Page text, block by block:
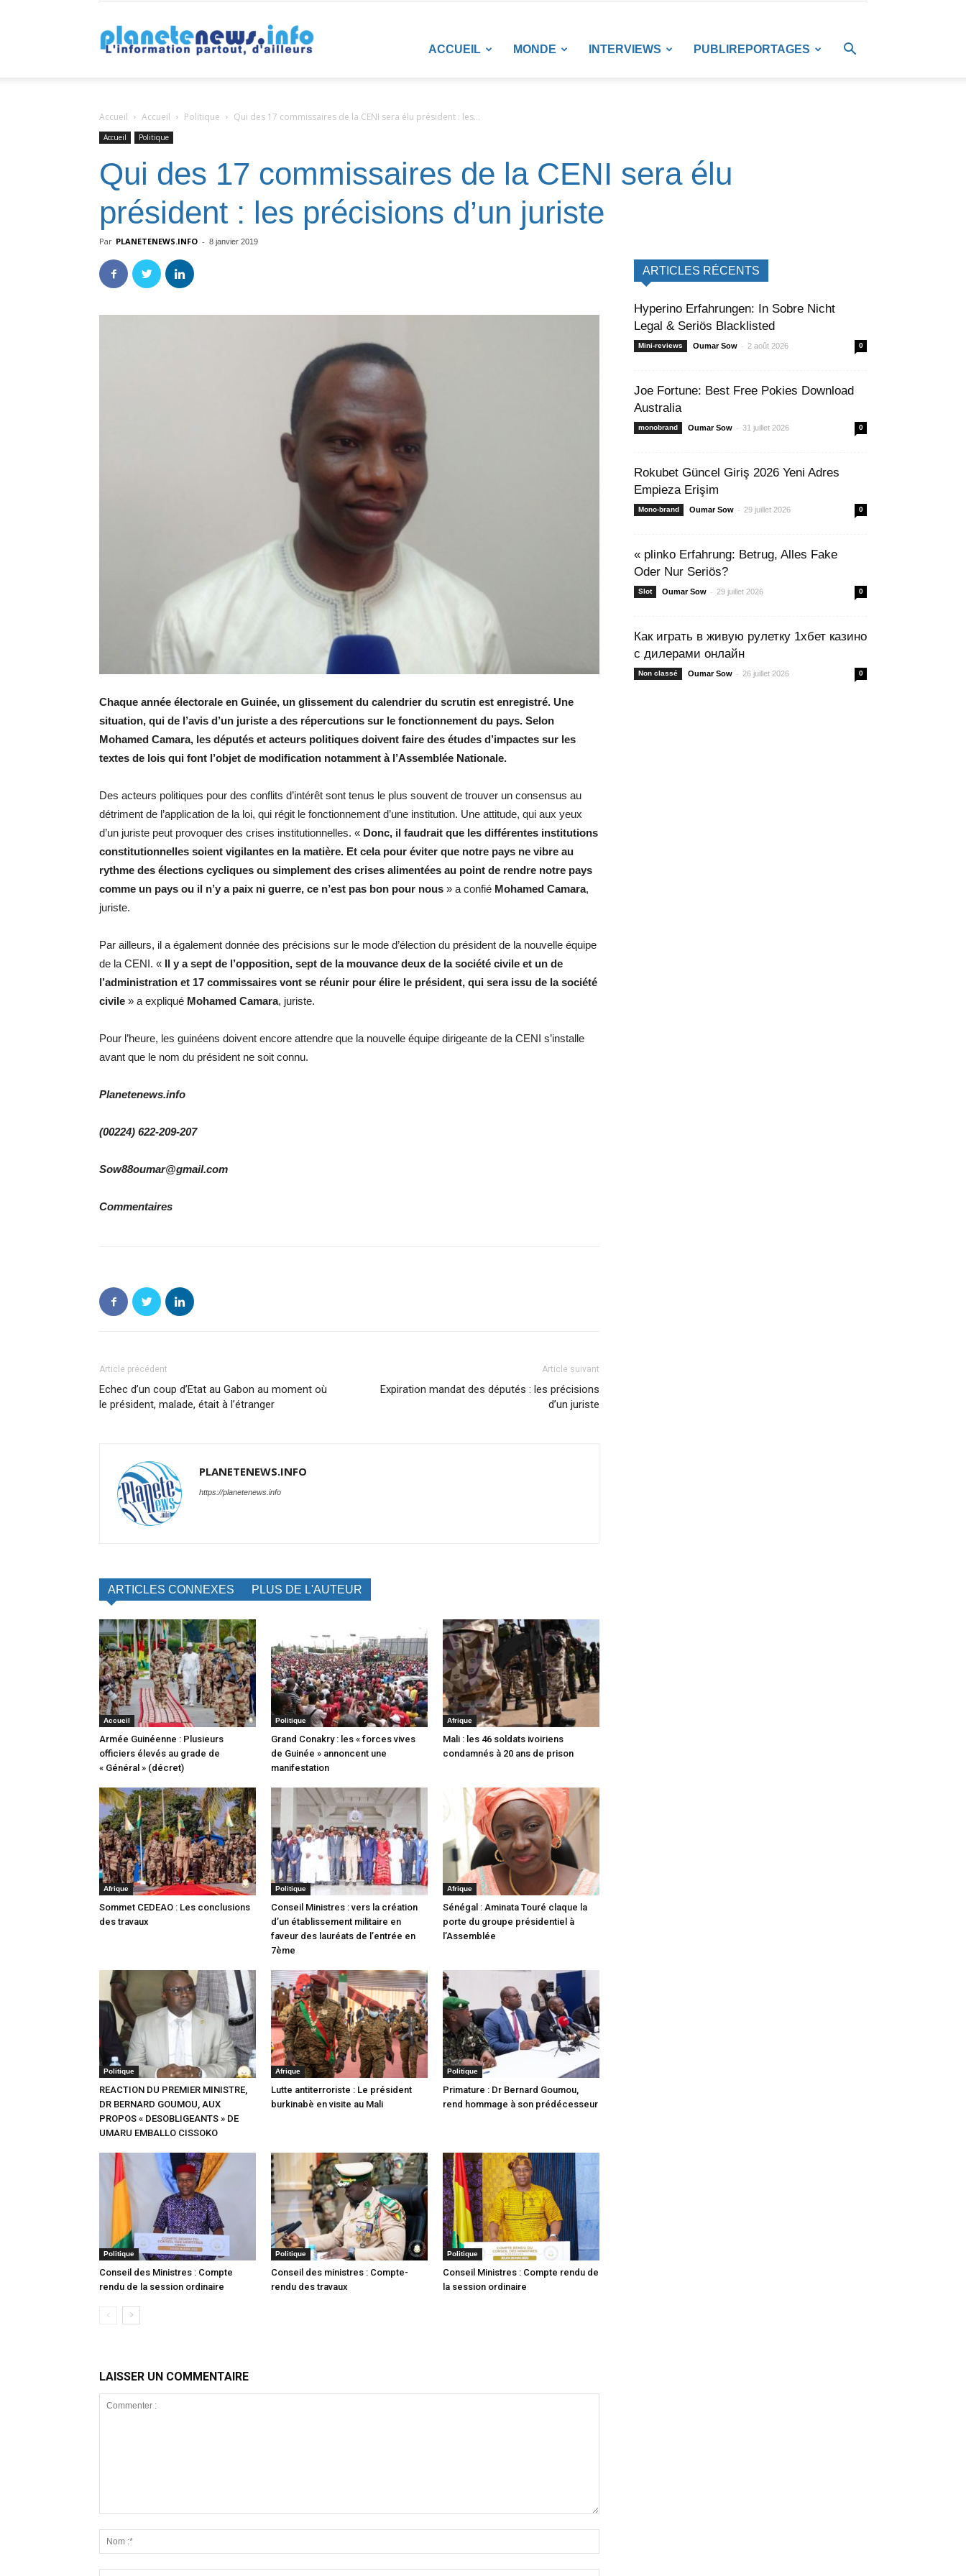
ACCUEIL MONDE INTERVIEWS PUBLIREPORTAGES
Accueil Accueil Politique Qui des 17 commissaires de la CENI sera élu président : les...
Accueil Politique
Qui des 17 commissaires de la CENI sera élu
président : les précisions d’un juriste
Par PLANETENEWS.INFO - 8 janvier 2019
Chaque année électorale en Guinée, un glissement du calendrier du scrutin est enregistré. Une
situation, qui de l’avis d’un juriste a des répercutions sur le fonctionnement du pays. Selon
Mohamed Camara, les députés et acteurs politiques doivent faire des études d’impactes sur les
textes de lois qui font l’objet de modification notamment à l’Assemblée Nationale.
Des acteurs politiques pour des conflits d’intérêt sont tenus le plus souvent de trouver un consensus au
détriment de l’application de la loi, qui régit le fonctionnement d’une institution. Une attitude, qui aux yeux
d’un juriste peut provoquer des crises institutionnelles. « Donc, il faudrait que les différentes institutions
constitutionnelles soient vigilantes en la matière. Et cela pour éviter que notre pays ne vibre au
rythme des élections cycliques ou simplement des crises alimentées au point de rendre notre pays
comme un pays ou il n’y a paix ni guerre, ce n’est pas bon pour nous » a confié Mohamed Camara,
juriste.
Par ailleurs, il a également donnée des précisions sur le mode d’élection du président de la nouvelle équipe
de la CENI. « Il y a sept de l’opposition, sept de la mouvance deux de la société civile et un de
l’administration et 17 commissaires vont se réunir pour élire le président, qui sera issu de la société
civile » a expliqué Mohamed Camara, juriste.
Pour l’heure, les guinéens doivent encore attendre que la nouvelle équipe dirigeante de la CENI s’installe
avant que le nom du président ne soit connu.
Planetenews.info
(00224) 622-209-207
Sow88oumar@gmail.com
Commentaires
Article précédent
Echec d’un coup d’Etat au Gabon au moment où
le président, malade, était à l’étranger
Article suivant
Expiration mandat des députés : les précisions
d’un juriste
PLANETENEWS.INFO
https://planetenews.info
ARTICLES CONNEXES PLUS DE L'AUTEUR
Accueil
Armée Guinéenne : Plusieurs
officiers élevés au grade de
« Général » (décret)
Politique
Grand Conakry : les « forces vives
de Guinée » annoncent une
manifestation
Afrique
Mali : les 46 soldats ivoiriens
condamnés à 20 ans de prison
Afrique
Sommet CEDEAO : Les conclusions
des travaux
Politique
Conseil Ministres : vers la création
d’un établissement militaire en
faveur des lauréats de l’entrée en
7ème
Afrique
Sénégal : Aminata Touré claque la
porte du groupe présidentiel à
l’Assemblée
Politique
REACTION DU PREMIER MINISTRE,
DR BERNARD GOUMOU, AUX
PROPOS « DESOBLIGEANTS » DE
UMARU EMBALLO CISSOKO
Afrique
Lutte antiterroriste : Le président
burkinabè en visite au Mali
Politique
Primature : Dr Bernard Goumou,
rend hommage à son prédécesseur
Politique
Conseil des Ministres : Compte
rendu de la session ordinaire
Politique
Conseil des ministres : Compte-
rendu des travaux
Politique
Conseil Ministres : Compte rendu de
la session ordinaire
LAISSER UN COMMENTAIRE
ARTICLES RÉCENTS
Hyperino Erfahrungen: In Sobre Nicht
Legal & Seriös Blacklisted
Mini-reviews Oumar Sow - 2 août 2026 0
Joe Fortune: Best Free Pokies Download
Australia
monobrand Oumar Sow - 31 juillet 2026 0
Rokubet Güncel Giriş 2026 Yeni Adres
Empieza Erişim
Mono-brand Oumar Sow - 29 juillet 2026 0
« plinko Erfahrung: Betrug, Alles Fake
Oder Nur Seriös?
Slot Oumar Sow - 29 juillet 2026 0
Как играть в живую рулетку 1хбет казино
с дилерами онлайн
Non classé Oumar Sow - 26 juillet 2026 0